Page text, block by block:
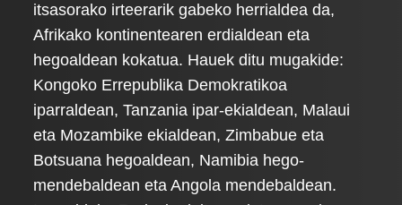
itsasorako irteerarik gabeko herrialdea da,
Afrikako kontinentearen erdialdean eta
hegoaldean kokatua. Hauek ditu mugakide:
Kongoko Errepublika Demokratikoa
iparraldean, Tanzania ipar-ekialdean, Malaui
eta Mozambike ekialdean, Zimbabue eta
Botsuana hegoaldean, Namibia hego-
mendebaldean eta Angola mendebaldean.